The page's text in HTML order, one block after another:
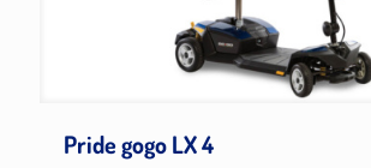
Pride gogo LX 4